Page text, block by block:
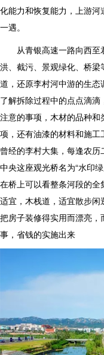
化能力和恢复能力，上游
一遇。
从青银高速一路向西至
洪、截污、景观绿化、桥
道，还原李村河中游的生
了解拆除过程中的点点滴
注意的事项，木材的品种
项，还有油漆的材料和施
曾经的李村大集，每逢农
中央这座观光桥名为“水印
在桥上可以看整条河段的
适宜，木栈道，适宜散步
把房子装修得实用而漂亮
事，省钱的实施出来